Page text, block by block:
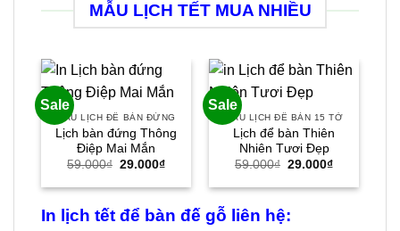
MẪU LỊCH TẾT MUA NHIỀU
Sale
MẪU LỊCH ĐỂ BÀN ĐỨNG
Lịch bàn đứng Thông
Điệp Mai Mắn
59.000₫ Giá
là:
29.000₫Giá
tại
29.000₫.
Sale
MẪU LỊCH ĐỂ BÀN 15 TỜ
Lịch để bàn Thiên
Nhiên Tươi Đẹp
59.000₫ Giá
là:
29.000₫Giá
tại
In lịch tết để bàn đế gỗ liên hệ: